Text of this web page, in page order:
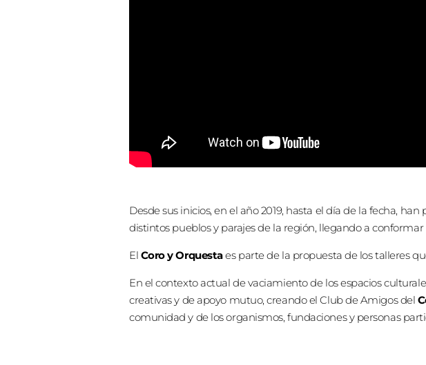
Desde sus inicios, en el año 2019, hasta el día de la fecha,
distintos pueblos y parajes de la región, llegando a
El Coro y Orquestaes parte de la propuesta de los talleres
En el contexto actual de vaciamiento de los espacios
creativas y de apoyo mutuo, creando el Club de Amigos del
comunidad y de los organismos, fundaciones y personas